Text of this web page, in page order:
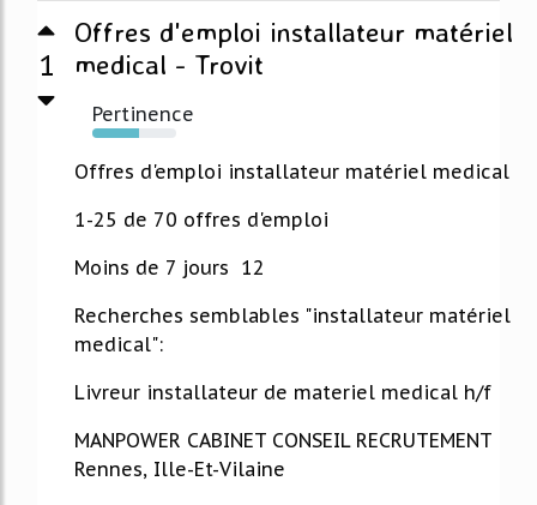
1
Offres d'emploi installateur matériel
medical - Trovit
Pertinence
56%
Offres d'emploi installateur matériel medical
1-25 de 70 offres d'emploi
Moins de 7 jours 12
Recherches semblables "installateur matériel
medical":
Livreur installateur de materiel medical h/f
MANPOWER CABINET CONSEIL RECRUTEMENT
Rennes, Ille-Et-Vilaine